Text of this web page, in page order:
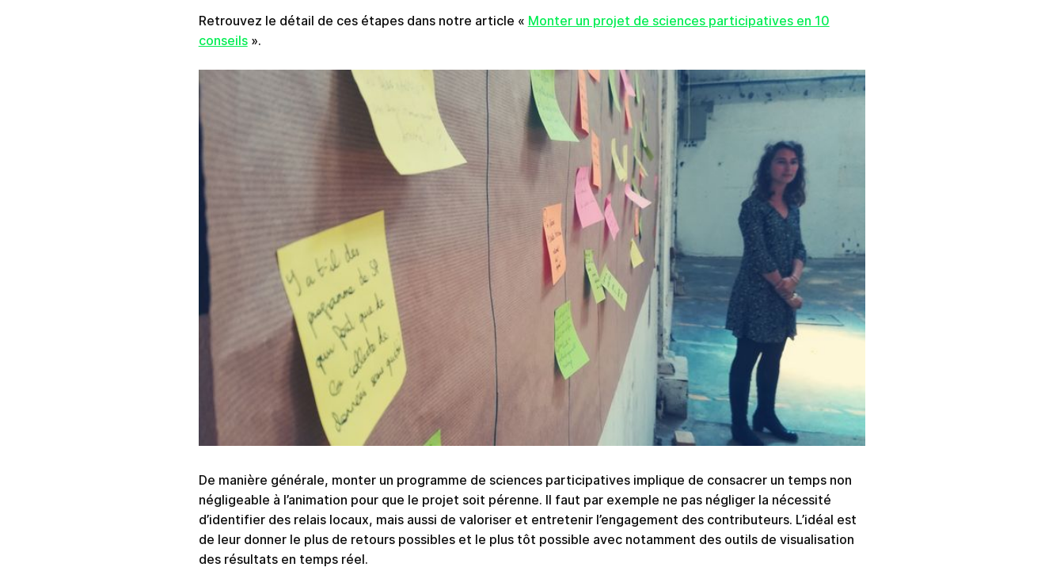
Retrouvez le détail de ces étapes dans notre article « Monter un projet de sciences participatives en 10
conseils».
De manière générale, monter un programme de sciences participatives implique de consacrer un temps non
négligeable à l’animation pour que le projet soit pérenne. Il faut par exemple ne pas négliger la nécessité
d’identifier des relais locaux, mais aussi de valoriser et entretenir l’engagement des contributeurs. L’idéal est
de leur donner le plus de retours possibles et le plus tôt possible avec notamment des outils de visualisation
des résultats en temps réel.